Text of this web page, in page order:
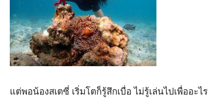
แต่พอน้องสเตซี่ เริ่มโตก็รู้สึกเบื่อ ไม่รู้เล่นไปเพื่ออะไร